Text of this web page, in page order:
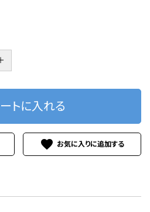
トに入れる
favorite